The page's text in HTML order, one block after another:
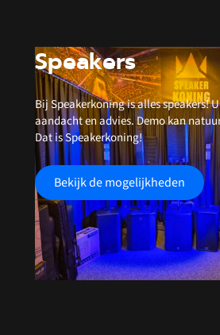
Speakers
Bij Speakerkoning is alles speakers!
aandacht en advies. Demo kan
Dat is Speakerkoning!
Bekijk de mogelijkheden